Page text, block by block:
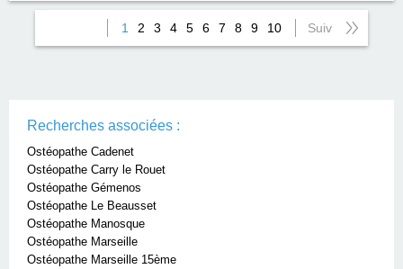
1 2 3 4 5 6 7 8 9 10 Suiv
Recherches associées :
Ostéopathe Cadenet
Ostéopathe Carry le Rouet
Ostéopathe Gémenos
Ostéopathe Le Beausset
Ostéopathe Manosque
Ostéopathe Marseille
Ostéopathe Marseille 15ème